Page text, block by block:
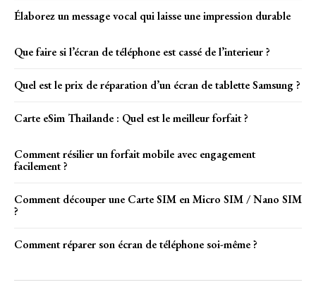
Élaborez un message vocal qui laisse une impression durable
Que faire si l’écran de téléphone est cassé de l’interieur ?
Quel est le prix de réparation d’un écran de tablette Samsung ?
Carte eSim Thailande : Quel est le meilleur forfait ?
Comment résilier un forfait mobile avec engagement
facilement ?
Comment découper une Carte SIM en Micro SIM / Nano SIM
?
Comment réparer son écran de téléphone soi-même ?